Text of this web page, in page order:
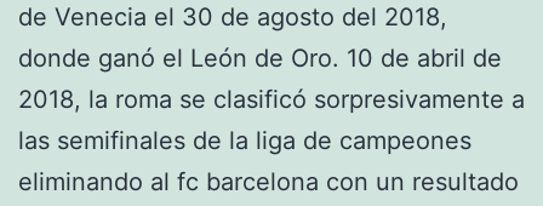
de Venecia el 30 de agosto del 2018,
donde ganó el León de Oro. 10 de abril de
2018, la roma se clasificó sorpresivamente a
las semifinales de la liga de campeones
eliminando al fc barcelona con un resultado